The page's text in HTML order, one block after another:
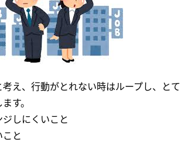
え、行動がとれない時はループし、とて
す。
ジしにくいこと
こと